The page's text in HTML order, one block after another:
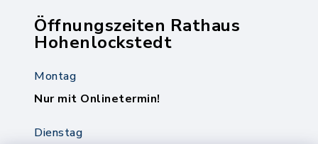
Öffnungszeiten Rathaus
Hohenlockstedt
Montag
Nur mit Onlinetermin!
Dienstag